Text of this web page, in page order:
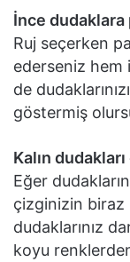
İnce
Ruj seçerken
ederseniz hem
de
göstermiş
Kalın
Eğer
çizginizin biraz
dudaklarınız
koyu